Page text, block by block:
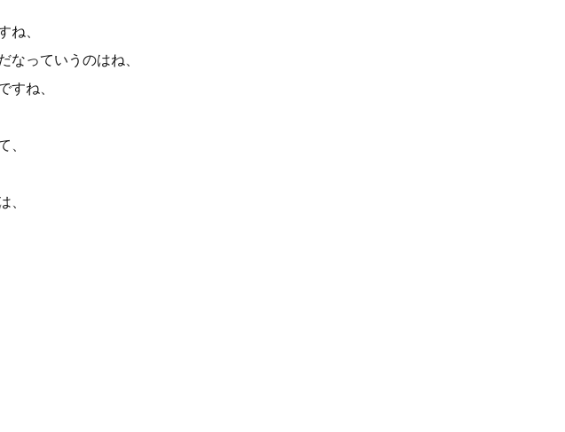
ね、
っていうのはね、
すね、
、
、